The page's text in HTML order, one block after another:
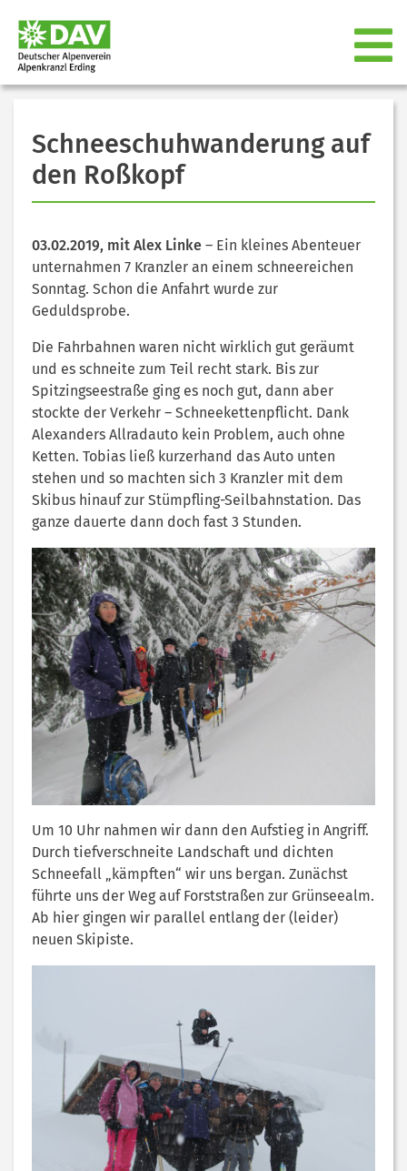
Schneeschuhwanderung auf
den Roßkopf
03.02.2019, mit Alex Linke – Ein kleines Abenteuer
unternahmen 7 Kranzler an einem schneereichen
Sonntag. Schon die Anfahrt wurde zur
Geduldsprobe.
Die Fahrbahnen waren nicht wirklich gut geräumt
und es schneite zum Teil recht stark. Bis zur
Spitzingseestraße ging es noch gut, dann aber
stockte der Verkehr – Schneekettenpflicht. Dank
Alexanders Allradauto kein Problem, auch ohne
Ketten. Tobias ließ kurzerhand das Auto unten
stehen und so machten sich 3 Kranzler mit dem
Skibus hinauf zur Stümpfling-Seilbahnstation. Das
ganze dauerte dann doch fast 3 Stunden.
Um 10 Uhr nahmen wir dann den Aufstieg in Angriff.
Durch tiefverschneite Landschaft und dichten
Schneefall „kämpften“ wir uns bergan. Zunächst
führte uns der Weg auf Forststraßen zur Grünseealm.
Ab hier gingen wir parallel entlang der (leider)
neuen Skipiste.